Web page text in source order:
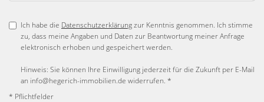
Ich habe die Datenschutzerklärungzur Kenntnis genommen. Ich stimme
zu, dass meine Angaben und Daten zur Beantwortung meiner Anfrage
elektronisch erhoben und gespeichert werden.
Hinweis: Sie können Ihre Einwilligung jederzeit für die Zukunft per E-Mail
an info@hegerich-immobilien.de widerrufen. *
* Pflichtfelder